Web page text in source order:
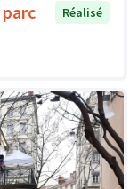
Réalisé